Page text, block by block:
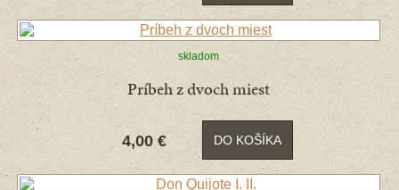
skladom
Príbeh z dvoch miest
4,00 € DO KOŠÍKA